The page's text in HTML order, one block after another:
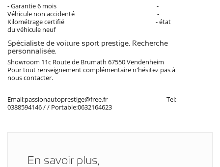
- Garantie 6 mois -
Véhicule non accidenté -
Kilométrage certifié - état
du véhicule neuf
Spécialiste de voiture sport prestige. Recherche
personnalisée.
Showroom 11c Route de Brumath 67550 Vendenheim
Pour tout renseignement complémentaire n'hésitez pas à
nous contacter.
Email:passionautoprestige@free.fr Tel:
0388594146 / / Portable:0632164623
En savoir plus,